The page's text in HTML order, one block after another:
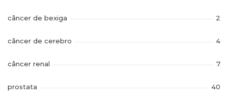
câncer de bexiga 2
câncer de cerebro 4
câncer renal 7
prostata 40